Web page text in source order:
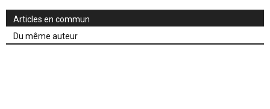
Articles en commun
Du même auteur